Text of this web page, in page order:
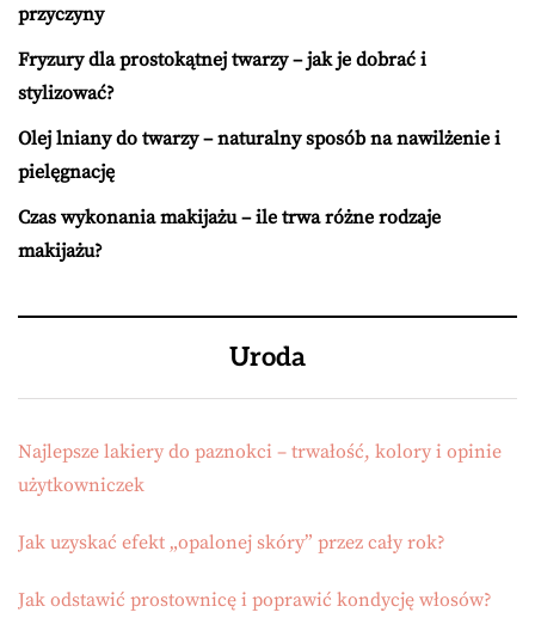
przyczyny
Fryzury dla prostokątnej twarzy – jak je dobrać i
stylizować?
Olej lniany do twarzy – naturalny sposób na nawilżenie i
pielęgnację
Czas wykonania makijażu – ile trwa różne rodzaje
makijażu?
Uroda
Najlepsze lakiery do paznokci – trwałość, kolory i opinie
użytkowniczek
Jak uzyskać efekt „opalonej skóry” przez cały rok?
Jak odstawić prostownicę i poprawić kondycję włosów?